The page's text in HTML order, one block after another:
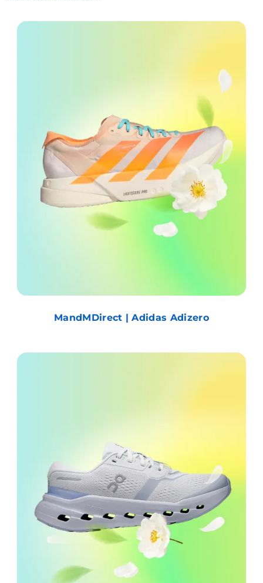
MandMDirect | Adidas Adizero